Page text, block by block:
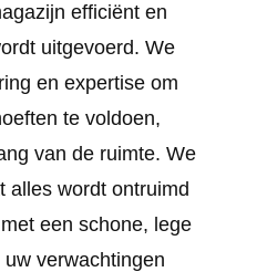
efficiënt en
uitgevoerd. We
en expertise om
te voldoen,
van de ruimte. We
alles wordt ontruimd
een schone, lege
verwachtingen